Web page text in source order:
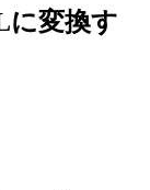
に変換す